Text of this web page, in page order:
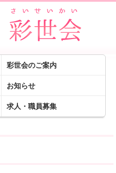
彩世会のご案内
お知らせ
求人・職員募集